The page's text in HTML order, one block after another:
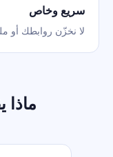
سريع وخاص
لا نخزّن روابطك أو